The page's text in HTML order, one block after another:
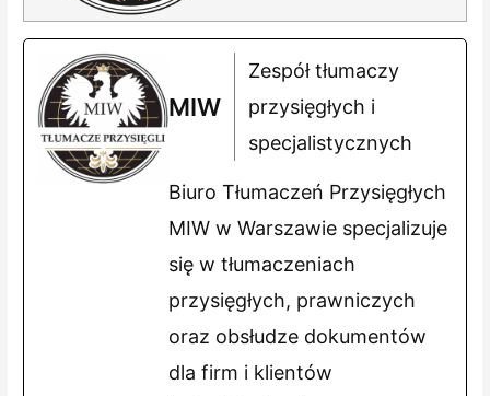
MIW
Zespół tłumaczy
przysięgłych i
specjalistycznych
Biuro Tłumaczeń Przysięgłych
MIW w Warszawie specjalizuje
się w tłumaczeniach
przysięgłych, prawniczych
oraz obsłudze dokumentów
dla firm i klientów